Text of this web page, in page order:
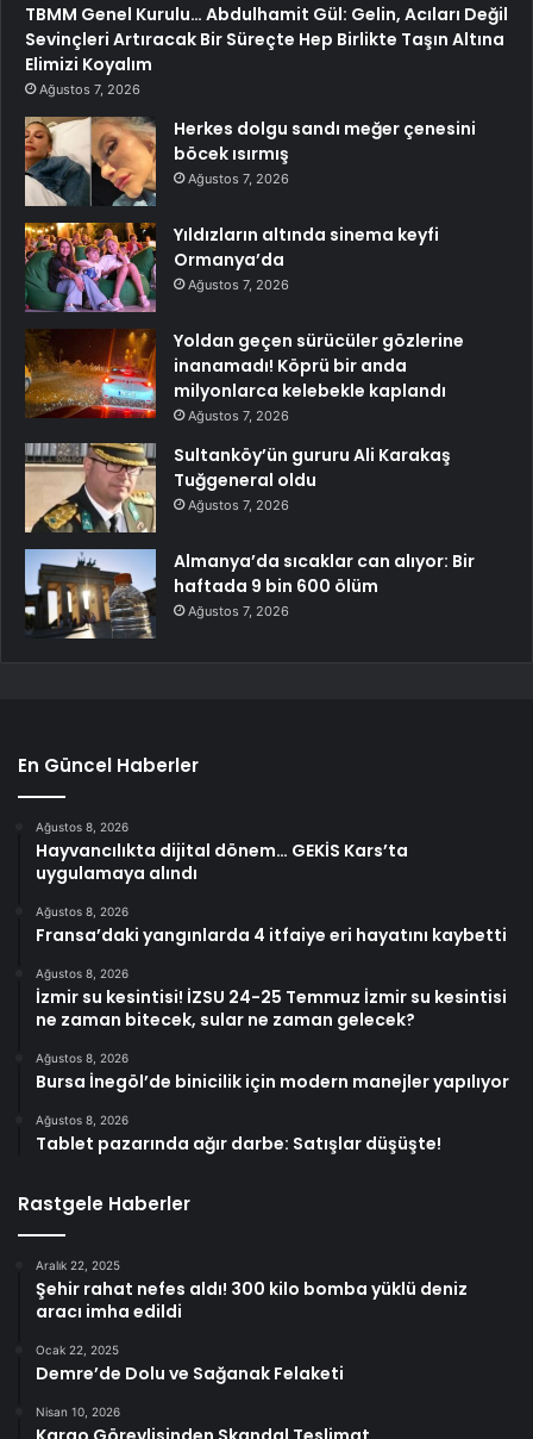
TBMM Genel Kurulu… Abdulhamit Gül: Gelin, Acıları Değil
Sevinçleri Artıracak Bir Süreçte Hep Birlikte Taşın Altına
Elimizi Koyalım
Ağustos 7, 2026
Herkes dolgu sandı meğer çenesini
böcek ısırmış
Ağustos 7, 2026
Yıldızların altında sinema keyfi
Ormanya’da
Ağustos 7, 2026
Yoldan geçen sürücüler gözlerine
inanamadı! Köprü bir anda
milyonlarca kelebekle kaplandı
Ağustos 7, 2026
Sultanköy’ün gururu Ali Karakaş
Tuğgeneral oldu
Ağustos 7, 2026
Almanya’da sıcaklar can alıyor: Bir
haftada 9 bin 600 ölüm
Ağustos 7, 2026
En Güncel Haberler
Ağustos 8, 2026
Hayvancılıkta dijital dönem… GEKİS Kars’ta
uygulamaya alındı
Ağustos 8, 2026
Fransa’daki yangınlarda 4 itfaiye eri hayatını kaybetti
Ağustos 8, 2026
İzmir su kesintisi! İZSU 24-25 Temmuz İzmir su kesintisi
ne zaman bitecek, sular ne zaman gelecek?
Ağustos 8, 2026
Bursa İnegöl’de binicilik için modern manejler yapılıyor
Ağustos 8, 2026
Tablet pazarında ağır darbe: Satışlar düşüşte!
Rastgele Haberler
Aralık 22, 2025
Şehir rahat nefes aldı! 300 kilo bomba yüklü deniz
aracı imha edildi
Ocak 22, 2025
Demre’de Dolu ve Sağanak Felaketi
Nisan 10, 2026